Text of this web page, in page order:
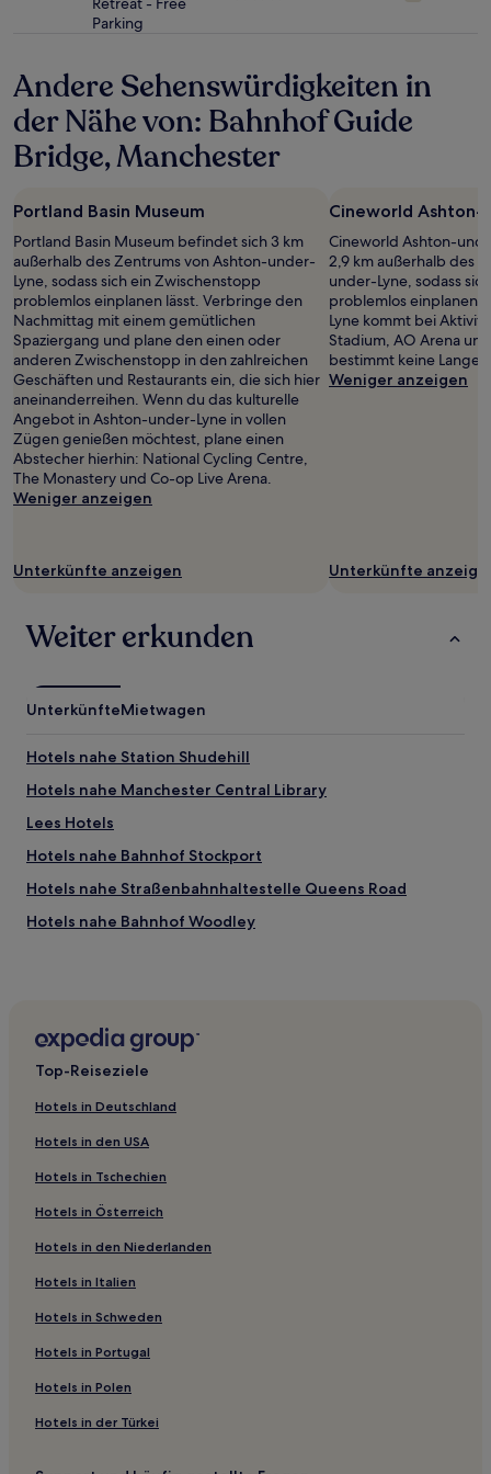
Parking
Andere Sehenswürdigkeiten in
der Nähe von: Bahnhof Guide
Bridge, Manchester
Portland Basin Museum
Portland Basin Museum befindet sich 3 km
außerhalb des Zentrums von Ashton-under-
Lyne, sodass sich ein Zwischenstopp
problemlos einplanen lässt. Verbringe den
Nachmittag mit einem gemütlichen
Spaziergang und plane den einen oder
anderen Zwischenstopp in den zahlreichen
Geschäften und Restaurants ein, die sich hier
aneinanderreihen. Wenn du das kulturelle
Angebot in Ashton-under-Lyne in vollen
Zügen genießen möchtest, plane einen
Abstecher hierhin: National Cycling Centre,
The Monastery und Co-op Live Arena.
Weniger anzeigen
Unterkünfte anzeigen
Cineworld Ashton-
Cineworld Ashton-
2,9 km außerhalb des
under-Lyne, sodass
problemlos einplanen
Lyne kommt bei
Stadium, AO Arena
bestimmt keine
Weniger anzeigen
Unterkünfte
Weiter erkunden
UnterkünfteMietwagen
Hotels nahe Station Shudehill
Hotels nahe Manchester Central Library
Lees Hotels
Hotels nahe Bahnhof Stockport
Hotels nahe Straßenbahnhaltestelle Queens Road
Hotels nahe Bahnhof Woodley
Hotels nahe National Football Museum
Manchester Hotels
Hotels nahe Bahnhof Levenshulme
St. John's: Hotels
Middleton Hotels
Clayton Hotels
Oldham Hotels
Hotels nahe Straßenbahnhaltestelle Salford Quays
First Street: Hotels
Burnage Hotels
Chadderton Hotels
Dukinfield Hotels
Top-Reiseziele
Hotels in Deutschland
Hotels in den USA
Hotels in Tschechien
Hotels in Österreich
Hotels in den Niederlanden
Hotels in Italien
Hotels in Schweden
Hotels in Portugal
Hotels in Polen
Hotels in der Türkei